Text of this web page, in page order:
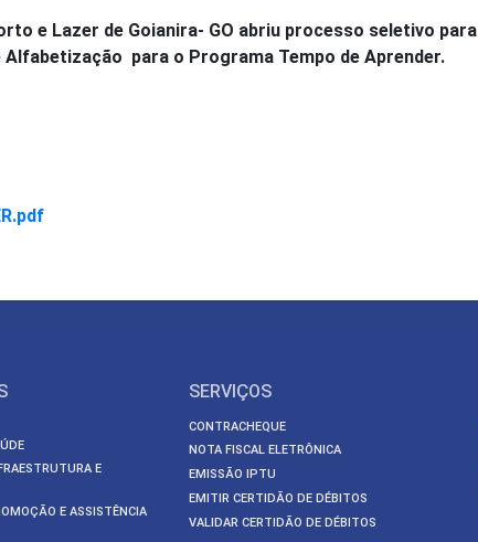
e Lazer de Goianira- GO abriu processo seletivo para
para o Programa Tempo de Aprender.
E
E ASSISTÊNCIA
SERVIÇOS
CONTRACHEQUE
NOTA FISCAL ELETRÔNICA
EMISSÃO IPTU
EMITIR CERTIDÃO DE DÉBITOS
VALIDAR CERTIDÃO DE DÉBITOS